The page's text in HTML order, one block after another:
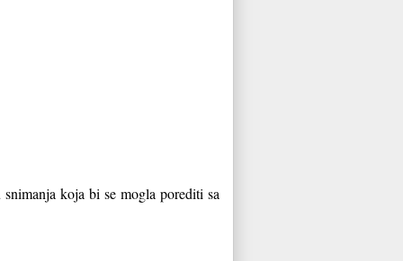
koja bi se mogla porediti sa